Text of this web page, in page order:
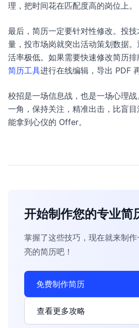
理，把时间花在匹配度高的岗位上。
最后，简历一定要针对性修改。投
量，投市场岗就突出活动策划数据
活率极低。如果需要快速修改简历
简历工具进行在线编辑，导出 PDF
校招是一场信息战，也是一场心理
一角，保持关注，精准出击，比盲
能拿到心仪的 Offer。
开始制作您的专业简
掌握了这些技巧，现在就来制
亮的简历吧！
免费制作简历
查看更多攻略